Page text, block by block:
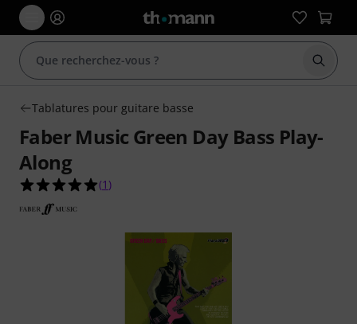
Tablatures pour guitare basse
Faber Music Green Day Bass Play-
Along
5.0 étoiles sur 5 d'après 1 évaluations clients
(1 )